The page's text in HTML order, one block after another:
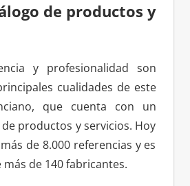
de productos y
y profesionalidad son
cualidades de este
que cuenta con un
productos y servicios. Hoy
de 8.000 referencias y es
de 140 fabricantes.